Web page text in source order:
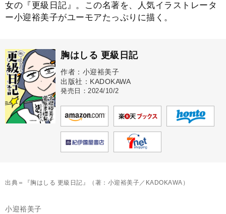
女の『更級日記』。この名著を、人気イラストレータ
ー小迎裕美子がユーモアたっぷりに描く。
胸はしる 更級日記
作者：小迎裕美子
出版社：KADOKAWA
発売日：2024/10/2
出典＝『胸はしる 更級日記』（著：小迎裕美子／KADOKAWA）
小迎裕美子